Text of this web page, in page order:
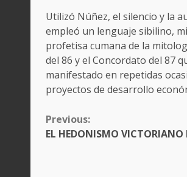
Utilizó Núñez, el silencio y la
empleó un lenguaje sibilino,
profetisa cumana de la
del 86 y el Concordato del 87
manifestado en repetidas
proyectos de desarrollo
CONTINUE
READING
Previous:
EL HEDONISMO